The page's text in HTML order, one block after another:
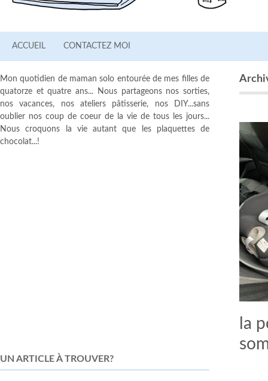
ACCUEIL CONTACTEZ MOI
la
Mon quotidien de maman solo entourée de mes filles de
quatorze et quatre ans... Nous partageons nos sorties,
nos vacances, nos ateliers pâtisserie, nos DIY...sans
oublier nos coup de coeur de la vie de tous les jours...
Nous croquons la vie autant que les plaquettes de
chocolat...!
UN ARTICLE À TROUVER?